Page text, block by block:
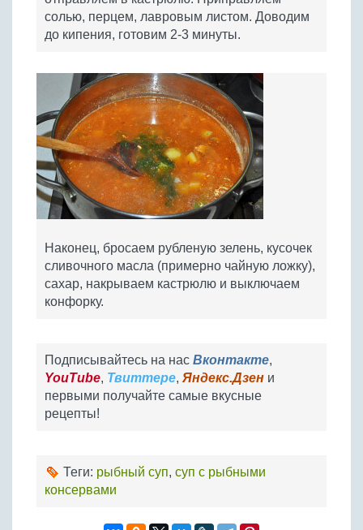
солью, перцем, лавровым листом. Доводим
до кипения, готовим 2-3 минуты.
Наконец, бросаем рубленую зелень, кусочек
сливочного масла (примерно чайную ложку),
сахар, накрываем кастрюлю и выключаем
конфорку.
Подписывайтесь на нас Вконтакте,
YouTube, Твиттере, Яндекс.Дзен и
первыми получайте самые вкусные
рецепты!
Теги: рыбный суп, суп с рыбными
консервами